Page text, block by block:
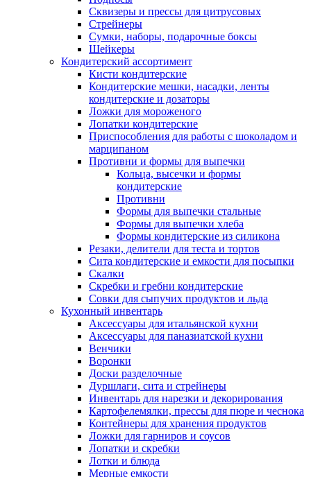
Сквизеры и прессы для цитрусовых
Стрейнеры
Сумки, наборы, подарочные боксы
Шейкеры
Кондитерский ассортимент
Кисти кондитерские
Кондитерские мешки, насадки, ленты
кондитерские и дозаторы
Ложки для мороженого
Лопатки кондитерские
Приспособления для работы с шоколадом и
марципаном
Противни и формы для выпечки
Кольца, высечки и формы
кондитерские
Противни
Формы для выпечки стальные
Формы для выпечки хлеба
Формы кондитерские из силикона
Резаки, делители для теста и тортов
Сита кондитерские и емкости для посыпки
Скалки
Скребки и гребни кондитерские
Совки для сыпучих продуктов и льда
Кухонный инвентарь
Аксессуары для итальянской кухни
Аксессуары для паназиатской кухни
Венчики
Воронки
Доски разделочные
Дуршлаги, сита и стрейнеры
Инвентарь для нарезки и декорирования
Картофелемялки, прессы для пюре и чеснока
Контейнеры для хранения продуктов
Ложки для гарниров и соусов
Лопатки и скребки
Лотки и блюда
Мерные емкости